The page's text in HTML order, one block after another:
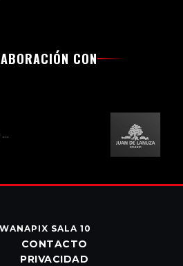
CON
WANAPIX SALA 10
CONTACTO
PRIVACIDAD